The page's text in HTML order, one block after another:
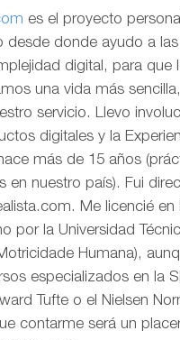
es el proyecto
desde donde ayudo a
digital, para que
una vida más
servicio. Llevo
digitales y la
más de 15 años
en nuestro país). Fui
Me licencié en
por la Universidad
Humana),
especializados en la
Tufte o el Nielsen
contarme será un